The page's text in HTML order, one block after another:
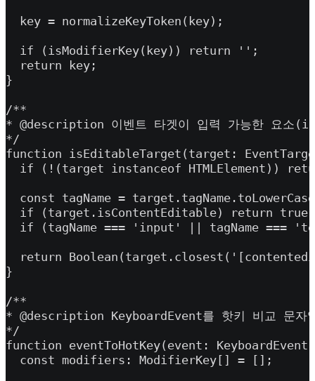
  key = normalizeKeyToken(key);
  if (isModifierKey(key)) return '';
  return key;
}
/**
* @description 이벤트 타겟이 입력 가능한 요
*/
function isEditableTarget(target:
if (!(target instanceof HTMLElement))
const tagName =
  if (target.isContentEditable) return true;
if (tagName === 'input' || tagName ===
return
}
/**
* @description KeyboardEvent를 핫키 비교 문자
*/
function eventToHotKey(event:
  const modifiers: ModifierKey[] = [];